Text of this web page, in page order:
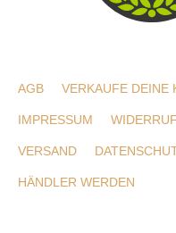
AGB VERKAUFE DEINE
IMPRESSUM
VERSAND
HÄNDLER WERDEN